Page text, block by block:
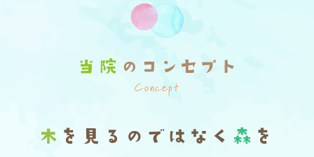
当院 のコンセプト
Concept
木 を見るのではなく 森 を